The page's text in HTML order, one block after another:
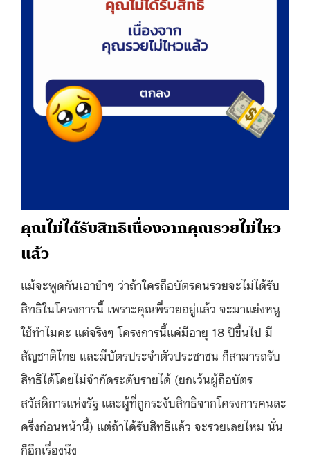
คุณไม่ได้รับสิทธิเนื่องจากคุณรวยไม่ไหว
แล้ว
แม้จะพูดกันเอาขำๆ ว่าถ้าใครถือบัตรคนรวยจะไม่ได้รับ
สิทธิในโครงการนี้ เพราะคุณพี่รวยอยู่แล้ว จะมาแย่งหนู
ใช้ทำไมคะ แต่จริงๆ โครงการนี้แค่มีอายุ 18 ปีขึ้นไป มี
สัญชาติไทย และมีบัตรประจำตัวประชาชน ก็สามารถรับ
สิทธิได้โดยไม่จำกัดระดับรายได้ (ยกเว้นผู้ถือบัตร
สวัสดิการแห่งรัฐ และผู้ที่ถูกระงับสิทธิจากโครงการคนละ
ครึ่งก่อนหน้านี้) แต่ถ้าได้รับสิทธิแล้ว จะรวยเลยไหม นั่น
ก็อีกเรื่องนึง